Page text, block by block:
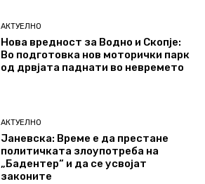
АКТУЕЛНО
Нова вредност за Водно и Скопје:
Во подготовка нов моторички парк
од дрвјата паднати во невремето
АКТУЕЛНО
Јаневска: Време е да престане
политичката злоупотреба на
„Бадентер“ и да се усвојат
законите